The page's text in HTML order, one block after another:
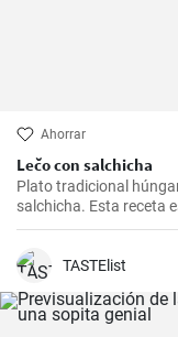
Ahorrar
Lečo con salchicha
Plato tradicional
salchicha. Esta receta
TASTElist